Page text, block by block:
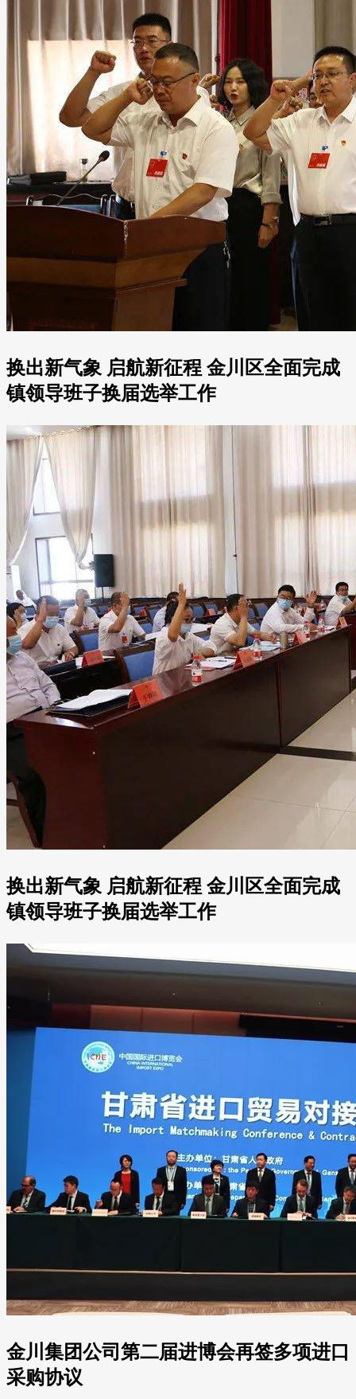
换出新气象 启航新征程 金川区全面完成
镇领导班子换届选举工作
换出新气象 启航新征程 金川区全面完成
镇领导班子换届选举工作
金川集团公司第二届进博会再签多项进口
采购协议